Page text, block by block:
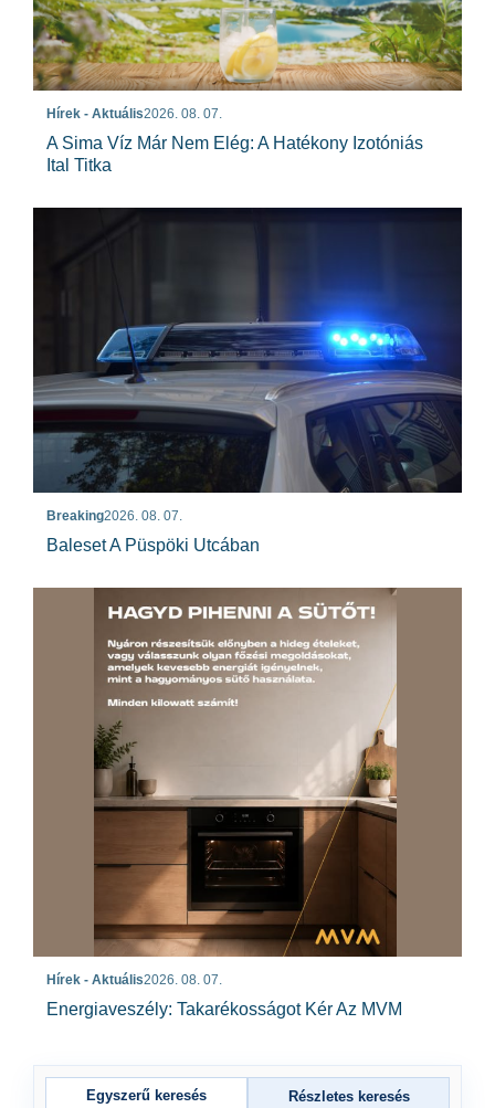
Hírek - Aktuális2026. 08. 07.
A Sima Víz Már Nem Elég: A Hatékony Izotóniás
Ital Titka
Breaking2026. 08. 07.
Baleset A Püspöki Utcában
Hírek - Aktuális2026. 08. 07.
Energiaveszély: Takarékosságot Kér Az MVM
Egyszerű keresés Részletes keresés